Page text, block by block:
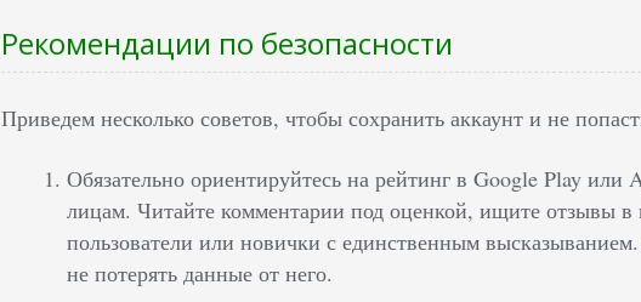
Рекомендации по безопасности
Приведем несколько советов, чтобы сохранить аккаунт и не
Обязательно ориентируйтесь на рейтинг в Google Play
лицам. Читайте комментарии под оценкой, ищите отзывы
пользователи или новички с единственным
не потерять данные от него.